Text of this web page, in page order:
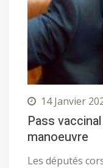
14 Janvier
Pass
manoeuvre
Les députés